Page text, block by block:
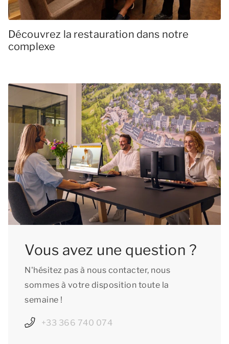
Découvrez la restauration dans notre
complexe
Vous avez une question ?
N'hésitez pas à nous contacter, nous
sommes à votre disposition toute la
semaine !
+33 366 740 074